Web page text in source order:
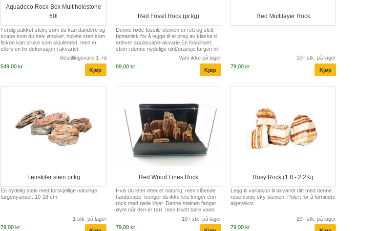
Aquadeco Rock-Box Multiholestone
60l
Ferdig pakket stein, som du kan dandere og
scape som du selv ønsker, hullete sten som
fisken kan bruke som skjulested, men er
ellers en fin dekorasjon i akvariet.
Bestillingsvare 1-7d
549,00 kr
Red Fossil Rock (pr.kg)
Denne røde fossile steinen er rett og slett
fantastisk for å legge til et preg av klasse til
enhver aquascape-akvarie En fossilisert
stein i denne nydelige rød/oransje fargen vil
absolutt gi et snev av liv til ethvert
aquascape. legg dette med en nydelig
kvarts qhite grus eller sand og len deg
Vare ikke på lager
89,00 kr
Red Multilayer Rock
10+ stk. på lager
79,00 kr
Leirskifer stein pr.kg
En nydelig stein med forskjellige naturlige
fargenyanser. 10-18 cm
1 stk. på lager
79,00 kr
Red Wood Lines Rock
Hvis du leter etter et naturlig, men slående
hardscape, trenger du ikke lete lenger enn
rock med røde linjer. Denne steinen fanger
øyet når den er tørr, men tilsett bare vann
for å utdype og fremheve den flotte
kontrasten mellom rødt og krem.
10+ stk. på lager
79,00 kr
Rosy Rock (1.8 - 2.2Kg
Legg til variasjon til akvariet ditt med denne
rosenrøde sky steinen. Polert for å forhindre
algevekst.
20+ stk. på lager
79,00 kr